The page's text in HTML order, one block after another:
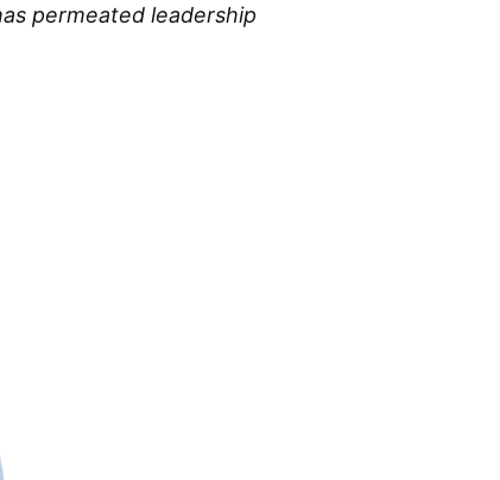
permeated leadership